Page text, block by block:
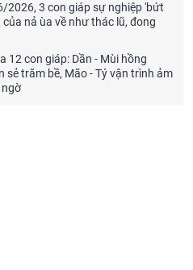
2026, 3 con giáp sự nghiệp 'bứt
nả ùa về như thác lũ, đong
12 con giáp: Dần - Mùi hồng
sẻ trăm bề, Mão - Tý vận trình ảm